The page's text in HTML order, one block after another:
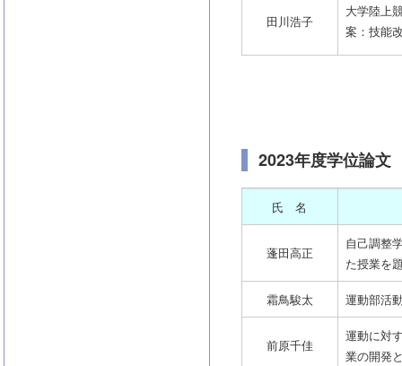
田川浩子
大学陸上
案：技能
2023年度学位論文
氏 名
蓬田高正
自己調整
た授業を
霜鳥駿太 運動部活
前原千佳
運動に対
業の開発